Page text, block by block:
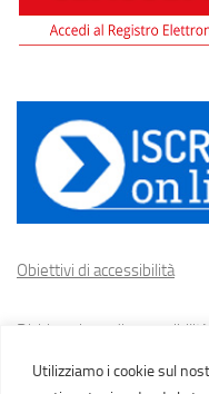
Utilizziamo i cookie sul
Obiettivi di accessibilità
Dichiarazione di accessibilità